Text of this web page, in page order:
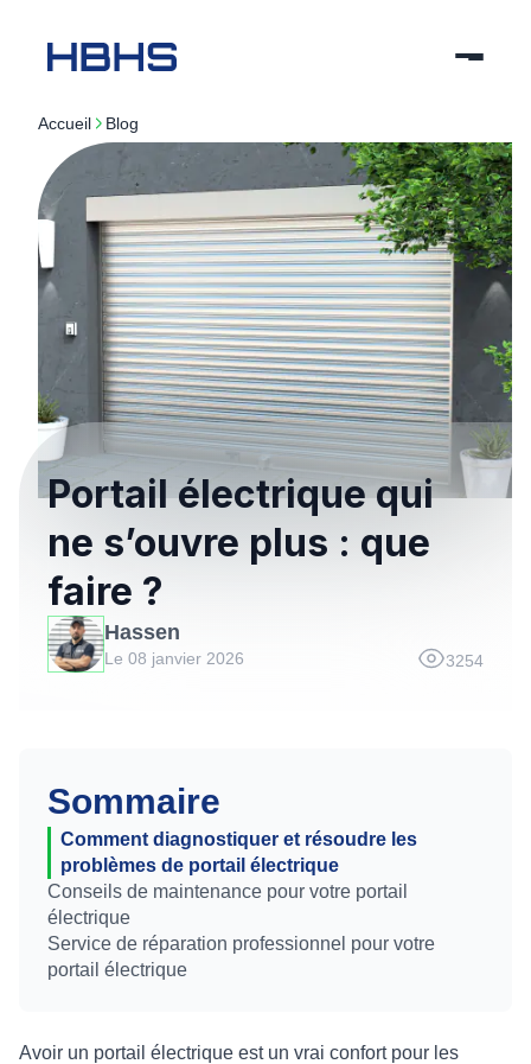
Accueil blog
Portail électrique qui
ne s’ouvre plus : que
faire ?
Hassen
Le 08 janvier 2026 3254
Sommaire
Comment diagnostiquer et résoudre les
problèmes de portail électrique
Conseils de maintenance pour votre portail
électrique
Service de réparation professionnel pour votre
portail électrique
Avoir un portail électrique est un vrai confort pour les